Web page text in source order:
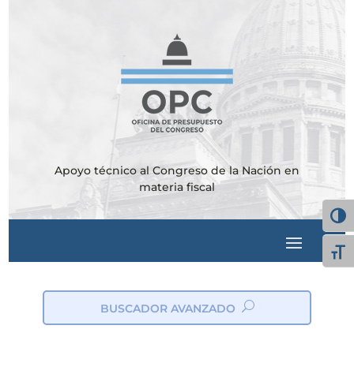
Apoyo técnico al Congreso de la Nación en
materia fiscal
BUSCADOR AVANZADO